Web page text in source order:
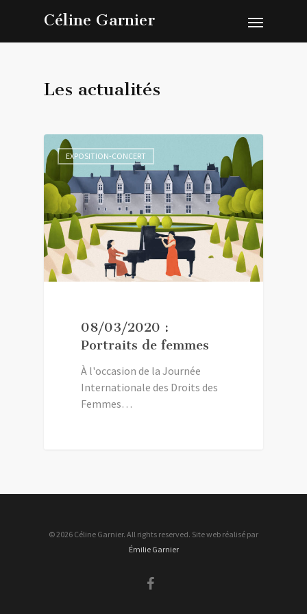
Céline Garnier
Les actualités
EXPOSITION-CONCERT
08/03/2020 :
Portraits de femmes
À l'occasion de la Journée
Internationale des Droits des
Femmes…
© 2026 Céline Garnier. All rights reserved. Site web réalisé par
Émilie Garnier